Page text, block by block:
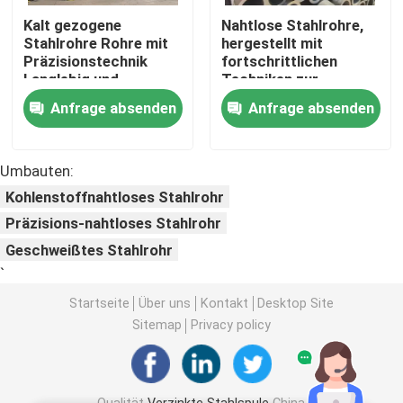
PPGI-Stahlspule
Kohlenstoffstahlspule
Strahl des Kohlenstoffstahl-H
Verstärkte Stahlstange
Kohlenstoffstahl-Winkelstange
Kalt gezogene
Stahlrohre Rohre mit
Präzisionstechnik
Langlebig und
korrosionsbeständig
geeignet für
mechanische
Anfrage absenden
Nahtlose Stahlrohre,
hergestellt mit
fortschrittlichen
Techniken zur
Gewährleistung von
Langlebigkeit und
Zuverlässigkeit in
Anfrage absenden
Umbauten:
Kohlenstoffnahtloses Stahlrohr
Präzisions-nahtloses Stahlrohr
Geschweißtes Stahlrohr
`
Startseite Über uns Kontakt
Desktop Site
Sitemap
Privacy policy